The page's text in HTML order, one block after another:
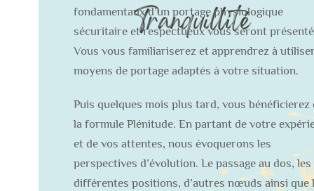
fondamentaux d’un portage physiologique
sécuritaire et respectueux vous seront
Vous vous familiariserez et apprendrez à
moyens de portage adaptés à votre situation.
Puis quelques mois plus tard, vous bénéficierez
la formule Plénitude. En partant de votre
et de vos attentes, nous évoquerons les
perspectives d’évolution. Le passage au dos, les
différentes positions, d’autres nœuds ainsi que